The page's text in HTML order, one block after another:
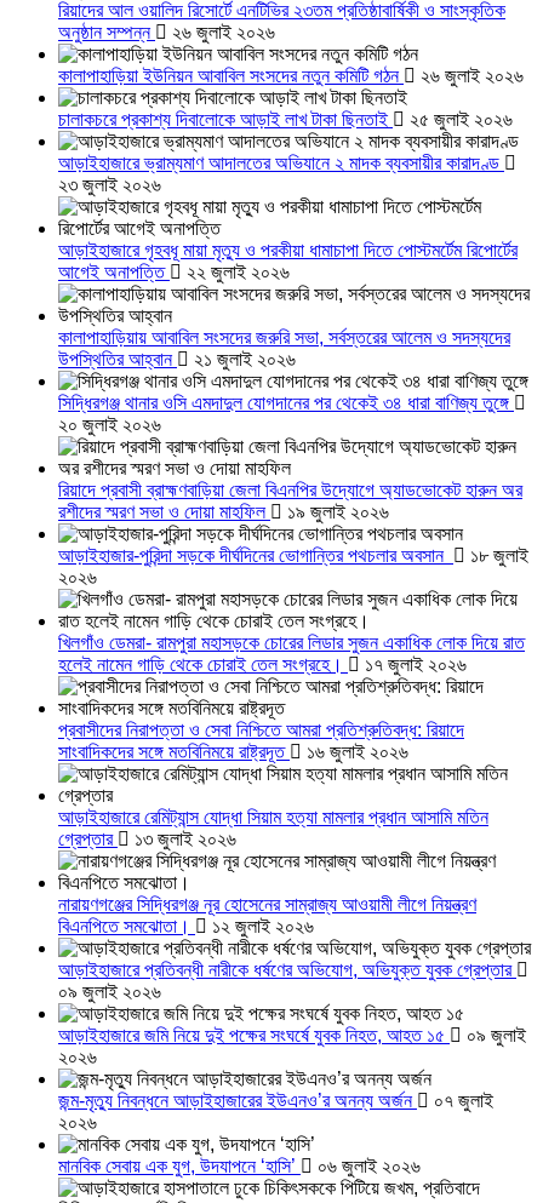
রিয়াদের আল ওয়ালিদ রিসোর্টে এনটিভির ২৩তম প্রতিষ্ঠাবার্ষিকী ও সাংস্কৃতিক
অনুষ্ঠান সম্পন্ন
২৬ জুলাই ২০২৬
কালাপাহাড়িয়া ইউনিয়ন আবাবিল সংসদের নতুন কমিটি গঠন ২৬ জুলাই ২০২৬
চালাকচরে প্রকাশ্য দিবালোকে আড়াই লাখ টাকা ছিনতাই ২৫ জুলাই ২০২৬
আড়াইহাজারে ভ্রাম্যমাণ আদালতের অভিযানে ২ মাদক ব্যবসায়ীর কারাদণ্ড
২৩ জুলাই ২০২৬
আড়াইহাজারে গৃহবধূ মায়া মৃত্যু ও পরকীয়া ধামাচাপা দিতে পোস্টমর্টেম রিপোর্টের
আগেই অনাপত্তি
২২ জুলাই ২০২৬
কালাপাহাড়িয়ায় আবাবিল সংসদের জরুরি সভা, সর্বস্তরের আলেম ও সদস্যদের
উপস্থিতির আহ্বান
২১ জুলাই ২০২৬
সিদ্ধিরগঞ্জ থানার ওসি এমদাদুল যোগদানের পর থেকেই ৩৪ ধারা বাণিজ্য তুঙ্গে
২০ জুলাই ২০২৬
রিয়াদে প্রবাসী ব্রাহ্মণবাড়িয়া জেলা বিএনপির উদ্যোগে অ্যাডভোকেট হারুন অর
রশীদের স্মরণ সভা ও দোয়া মাহফিল
১৯ জুলাই ২০২৬
আড়াইহাজার-পুরিন্দা সড়কে দীর্ঘদিনের ভোগান্তির পথচলার অবসান
১৮ জুলাই
২০২৬
খিলগাঁও ডেমরা- রামপুরা মহাসড়কে চোরের লিডার সুজন একাধিক লোক দিয়ে রাত
হলেই নামেন গাড়ি থেকে চোরাই তেল সংগ্রহে।
১৭ জুলাই ২০২৬
প্রবাসীদের নিরাপত্তা ও সেবা নিশ্চিতে আমরা প্রতিশ্রুতিবদ্ধ: রিয়াদে
সাংবাদিকদের সঙ্গে মতবিনিময়ে রাষ্ট্রদূত
১৬ জুলাই ২০২৬
আড়াইহাজারে রেমিট্যান্স যোদ্ধা সিয়াম হত্যা মামলার প্রধান আসামি মতিন
গ্রেপ্তার
১৩ জুলাই ২০২৬
নারায়ণগঞ্জের সিদ্ধিরগঞ্জ নূর হোসেনের সাম্রাজ্য আওয়ামী লীগে নিয়ন্ত্রণ
বিএনপিতে সমঝোতা।
১২ জুলাই ২০২৬
আড়াইহাজারে প্রতিবন্ধী নারীকে ধর্ষণের অভিযোগ, অভিযুক্ত যুবক গ্রেপ্তার
০৯ জুলাই ২০২৬
আড়াইহাজারে জমি নিয়ে দুই পক্ষের সংঘর্ষে যুবক নিহত, আহত ১৫
০৯ জুলাই
২০২৬
জন্ম-মৃত্যু নিবন্ধনে আড়াইহাজারের ইউএনও’র অনন্য অর্জন
০৭ জুলাই
২০২৬
মানবিক সেবায় এক যুগ, উদযাপনে ‘হাসি’ ০৬ জুলাই ২০২৬